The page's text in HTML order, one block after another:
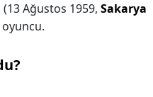
Ağustos 1959, Sakarya